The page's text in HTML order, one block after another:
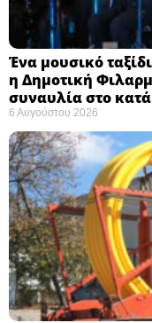
Ένα μουσικό
η Δημοτική
συναυλία στο
6 Αυγούστου 2026